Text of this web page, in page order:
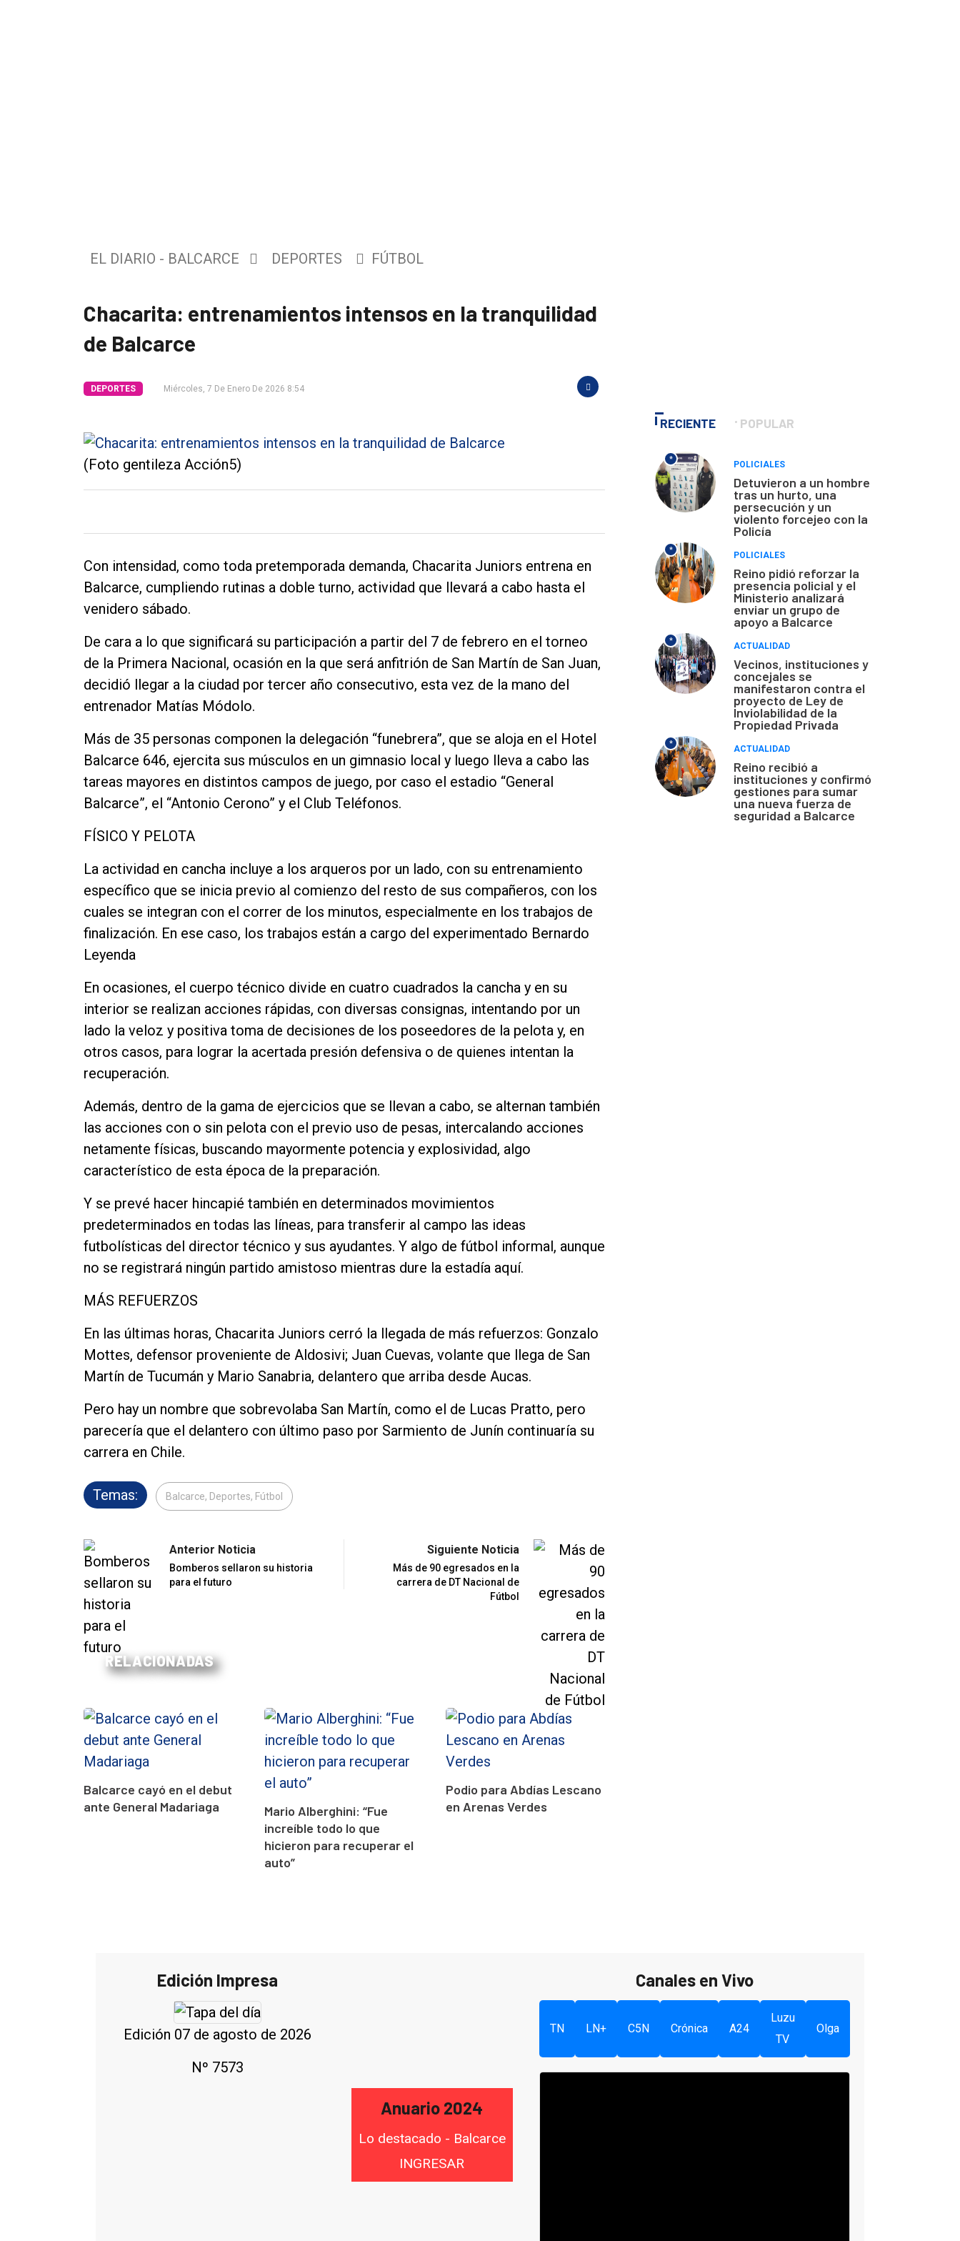
Tendencia
Entrevistas
Deportes
Fúnebres
Empresa
Nosotros
Contacto
EL DIARIO - BALCARCE DEPORTES FÚTBOL
Chacarita: entrenamientos intensos en la tranquilidad
de Balcarce
DEPORTES Miércoles, 7 De Enero De 2026 8:54
(Foto gentileza Acción5)
Con intensidad, como toda pretemporada demanda, Chacarita Juniors entrena en
Balcarce, cumpliendo rutinas a doble turno, actividad que llevará a cabo hasta el
venidero sábado.
De cara a lo que significará su participación a partir del 7 de febrero en el torneo
de la Primera Nacional, ocasión en la que será anfitrión de San Martín de San Juan,
decidió llegar a la ciudad por tercer año consecutivo, esta vez de la mano del
entrenador Matías Módolo.
Más de 35 personas componen la delegación “funebrera”, que se aloja en el Hotel
Balcarce 646, ejercita sus músculos en un gimnasio local y luego lleva a cabo las
tareas mayores en distintos campos de juego, por caso el estadio “General
Balcarce”, el “Antonio Cerono” y el Club Teléfonos.
FÍSICO Y PELOTA
La actividad en cancha incluye a los arqueros por un lado, con su entrenamiento
específico que se inicia previo al comienzo del resto de sus compañeros, con los
cuales se integran con el correr de los minutos, especialmente en los trabajos de
finalización. En ese caso, los trabajos están a cargo del experimentado Bernardo
Leyenda
En ocasiones, el cuerpo técnico divide en cuatro cuadrados la cancha y en su
interior se realizan acciones rápidas, con diversas consignas, intentando por un
lado la veloz y positiva toma de decisiones de los poseedores de la pelota y, en
otros casos, para lograr la acertada presión defensiva o de quienes intentan la
recuperación.
Además, dentro de la gama de ejercicios que se llevan a cabo, se alternan también
las acciones con o sin pelota con el previo uso de pesas, intercalando acciones
netamente físicas, buscando mayormente potencia y explosividad, algo
característico de esta época de la preparación.
Y se prevé hacer hincapié también en determinados movimientos
predeterminados en todas las líneas, para transferir al campo las ideas
futbolísticas del director técnico y sus ayudantes. Y algo de fútbol informal, aunque
no se registrará ningún partido amistoso mientras dure la estadía aquí.
MÁS REFUERZOS
En las últimas horas, Chacarita Juniors cerró la llegada de más refuerzos: Gonzalo
Mottes, defensor proveniente de Aldosivi; Juan Cuevas, volante que llega de San
Martín de Tucumán y Mario Sanabria, delantero que arriba desde Aucas.
Pero hay un nombre que sobrevolaba San Martín, como el de Lucas Pratto, pero
parecería que el delantero con último paso por Sarmiento de Junín continuaría su
carrera en Chile.
Temas: Balcarce, Deportes, Fútbol
Anterior Noticia
Bomberos sellaron su historia
para el futuro
Siguiente Noticia
Más de 90 egresados en la
carrera de DT Nacional de
Fútbol
RELACIONADAS
Balcarce cayó en el debut
ante General Madariaga
Mario Alberghini: “Fue
increíble todo lo que
hicieron para recuperar el
auto”
Podio para Abdías Lescano
en Arenas Verdes
RECIENTE POPULAR
*
POLICIALES
Detuvieron a un hombre
tras un hurto, una
persecución y un
violento forcejeo con la
Policía
*
POLICIALES
Reino pidió reforzar la
presencia policial y el
Ministerio analizará
enviar un grupo de
apoyo a Balcarce
*
ACTUALIDAD
Vecinos, instituciones y
concejales se
manifestaron contra el
proyecto de Ley de
Inviolabilidad de la
Propiedad Privada
*
ACTUALIDAD
Reino recibió a
instituciones y confirmó
gestiones para sumar
una nueva fuerza de
seguridad a Balcarce
Edición Impresa
Edición 07 de agosto de 2026
Nº 7573
Anuario 2024
Lo destacado - Balcarce
INGRESAR
Canales en Vivo
TN LN+ C5N Crónica A24
Luzu
TV
Olga